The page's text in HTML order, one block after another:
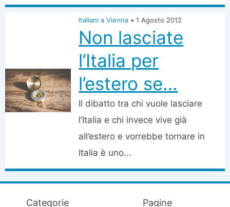
Italiani a Vienna • 1 Agosto 2012
Non lasciate
l’Italia per
l’estero se…
Il dibatto tra chi vuole lasciare
l’Italia e chi invece vive già
all’estero e vorrebbe tornare in
Italia è uno...
Categorie Pagine